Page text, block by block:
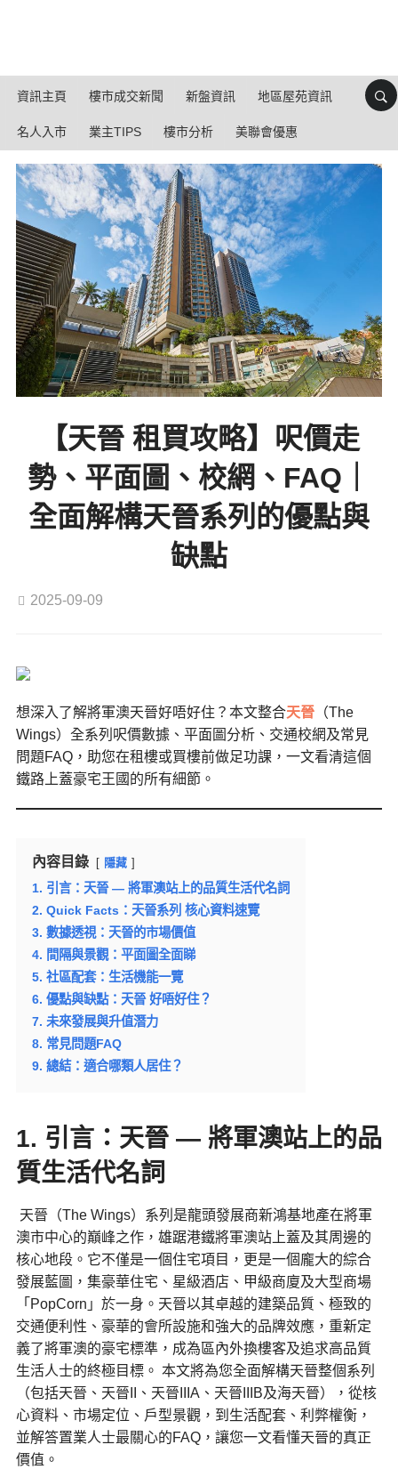
資訊主頁 樓市成交新聞 新盤資訊 地區屋苑資訊
名人入市 業主TIPS 樓市分析 美聯會優惠
【天晉 租買攻略】呎價走
勢、平面圖、校網、FAQ｜
全面解構天晉系列的優點與
缺點
2025-09-09
想深入了解將軍澳天晉好唔好住？本文整合天晉（The
Wings）全系列呎價數據、平面圖分析、交通校網及常見
問題FAQ，助您在租樓或買樓前做足功課，一文看清這個
鐵路上蓋豪宅王國的所有細節。
內容目錄 隱藏
1. 引言：天晉 — 將軍澳站上的品質生活代名詞
2. Quick Facts：天晉系列 核心資料速覽
3. 數據透視：天晉的市場價值
4. 間隔與景觀：平面圖全面睇
5. 社區配套：生活機能一覽
6. 優點與缺點：天晉 好唔好住？
7. 未來發展與升值潛力
8. 常見問題FAQ
9. 總結：適合哪類人居住？
1. 引言：天晉 — 將軍澳站上的品
質生活代名詞
天晉（The Wings）系列是龍頭發展商新鴻基地產在將軍
澳市中心的巔峰之作，雄踞港鐵將軍澳站上蓋及其周邊的
核心地段。它不僅是一個住宅項目，更是一個龐大的綜合
發展藍圖，集豪華住宅、星級酒店、甲級商廈及大型商場
「PopCorn」於一身。天晉以其卓越的建築品質、極致的
交通便利性、豪華的會所設施和強大的品牌效應，重新定
義了將軍澳的豪宅標準，成為區內外換樓客及追求高品質
生活人士的終極目標。 本文將為您全面解構天晉整個系列
（包括天晉、天晉II、天晉IIIA、天晉IIIB及海天晉），從核
心資料、市場定位、戶型景觀，到生活配套、利弊權衡，
並解答置業人士最關心的FAQ，讓您一文看懂天晉的真正
價值。